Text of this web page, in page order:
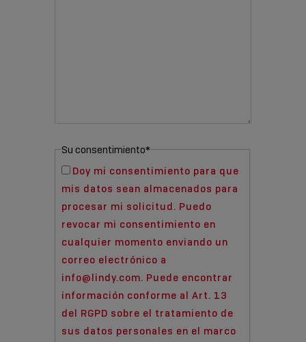
Su consentimiento*
Doy mi consentimiento para que
mis datos sean almacenados para
procesar mi solicitud. Puedo
revocar mi consentimiento en
cualquier momento enviando un
correo electrónico a
info@lindy.com. Puede encontrar
información conforme al Art. 13
del RGPD sobre el tratamiento de
sus datos personales en el marco